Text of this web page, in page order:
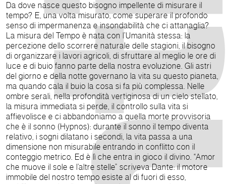
Da dove nasce questo bisogno impellente di misurare il
tempo? E, una volta misurato, come superare il profondo
senso di impermanenza e insondabilità che ci attanaglia?
La misura del Tempo è nata con l’Umanità stessa: la
percezione dello scorrere naturale delle stagioni, il bisogno
di organizzare i lavori agricoli, di sfruttare al meglio le ore di
luce e di buio fanno parte della nostra evoluzione. Gli astri
del giorno e della notte governano la vita su questo pianeta,
ma quando cala il buio la cosa si fa più complessa. Nelle
ombre serali, nella profondità vertiginosa di un cielo stellato,
la misura immediata si perde, il controllo sulla vita si
affievolisce e ci abbandoniamo a quella morte provvisoria
che è il sonno (Hypnos): durante il sonno il tempo diventa
relativo, i sogni dilatano i secondi, la vita passa a una
dimensione non misurabile entrando in conflitto con il
conteggio metrico. Ed è lì che entra in gioco il divino. “Amor
che muove il sole e l’altre stelle” scriveva Dante: il motore
immobile del nostro tempo esiste al di fuori di esso,